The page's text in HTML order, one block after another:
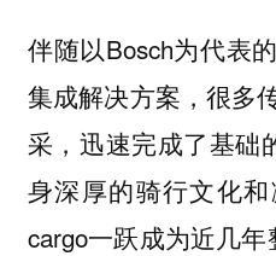
伴随以Bosch为代表
集成解决方案，很多
采，迅速完成了基础
身深厚的骑行文化
cargo一跃成为近几